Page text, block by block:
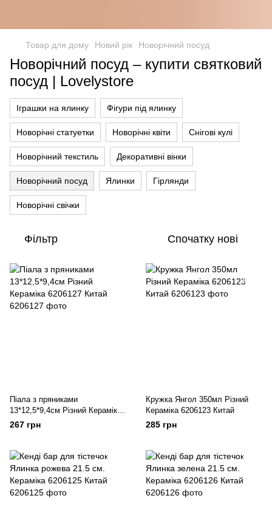
Товар для дому Новий рік Новорічний посуд
Новорічний посуд – купити святковий
посуд | Lovelystore
Іграшки на ялинку Фігури під ялинку
Новорічні статуетки Новорічні квіти Снігові кулі
Новорічний текстиль Декоративні вінки
Новорічний посуд Ялинки Гірлянди
Новорічні свічки
Фільтр Спочатку нові
Піала з пряниками
13*12,5*9,4см Різний Кераміка
6206127 Китай
267 грн
Кружка Янгол 350мл Різний
Кераміка 6206123 Китай
285 грн